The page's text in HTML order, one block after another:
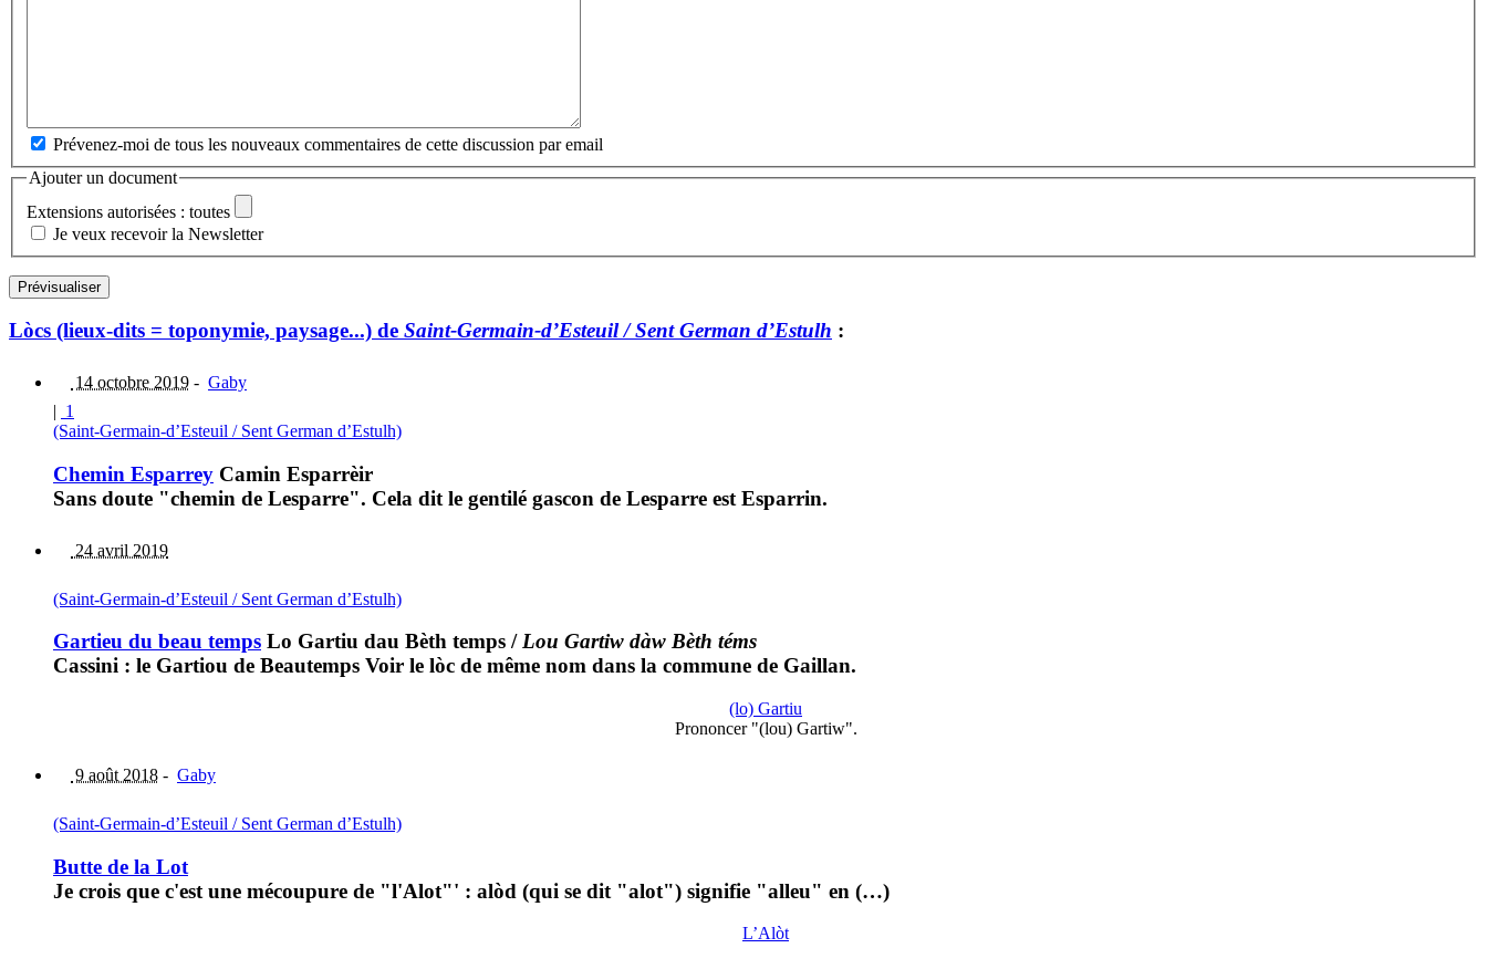
Prévenez-moi de tous les nouveaux commentaires de cette discussion par email
Ajouter un document
Extensions autorisées : toutes
Je veux recevoir la Newsletter
Lòcs (lieux-dits = toponymie, paysage...) de Saint-Germain-d’Esteuil / Sent German d’Estulh :
14 octobre 2019 - Gaby
| 1
(Saint-Germain-d’Esteuil / Sent German d’Estulh)
Chemin Esparrey Camin Esparrèir
Sans doute "chemin de Lesparre". Cela dit le gentilé gascon de Lesparre est Esparrin.
24 avril 2019
(Saint-Germain-d’Esteuil / Sent German d’Estulh)
Gartieu du beau temps Lo Gartiu dau Bèth temps /Lou Gartiw dàw Bèth téms
Cassini : le Gartiou de Beautemps Voir le lòc de même nom dans la commune de Gaillan.
(lo) Gartiu
Prononcer "(lou) Gartiw".
9 août 2018 - Gaby
(Saint-Germain-d’Esteuil / Sent German d’Estulh)
Butte de la Lot
Je crois que c'est une mécoupure de "l'Alot"' : alòd (qui se dit "alot") signifie "alleu" en (…)
L’Alòt